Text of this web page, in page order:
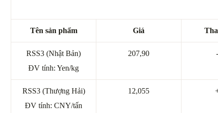
Tên sản phẩm Giá
RSS3 (Nhật Bản)
ĐV tính: Yen/kg
207,90
RSS3 (Thượng Hải)
ĐV tính: CNY/tấn
12,055